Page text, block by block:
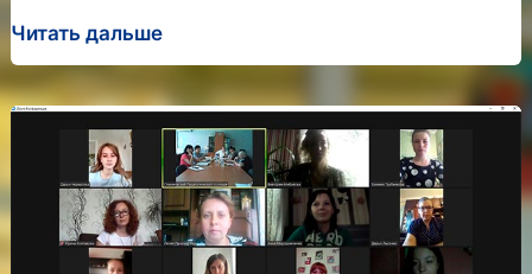
ЛЮДЬМИ
Торжественная
линейка
Читать дальше